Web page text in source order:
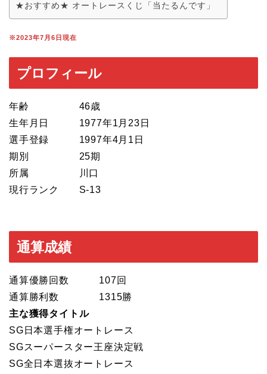
★おすすめ★ オートレースくじ「当たるんです」
※2023年7月6日現在
プロフィール
年齢 46歳
生年月日 1977年1月23日
選手登録 1997年4月1日
期別 25期
所属 川口
現行ランク S-13
通算成績
通算優勝回数 107回
通算勝利数 1315勝
主な獲得タイトル
SG日本選手権オートレース
SGスーパースター王座決定戦
SG全日本選抜オートレース